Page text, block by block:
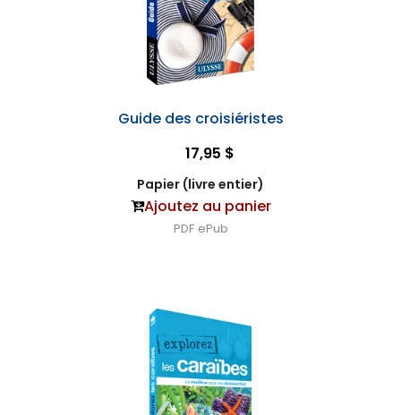
Guide des croisiéristes
17,95 $
Papier (livre entier)
Ajoutez au panier
PDF ePub